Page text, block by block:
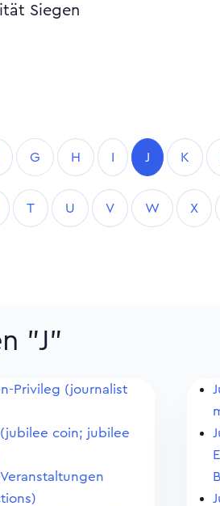
Siegen
G H I J K
T U V W X
"J"
Privileg (journalist
coin; jubilee